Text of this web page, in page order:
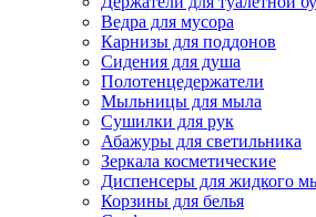
Ведра для мусора
Карнизы для поддонов
Сидения для душа
Полотенцедержатели
Мыльницы для мыла
Сушилки для рук
Абажуры для светильника
Зеркала косметические
Диспенсеры для жидкого
Корзины для белья